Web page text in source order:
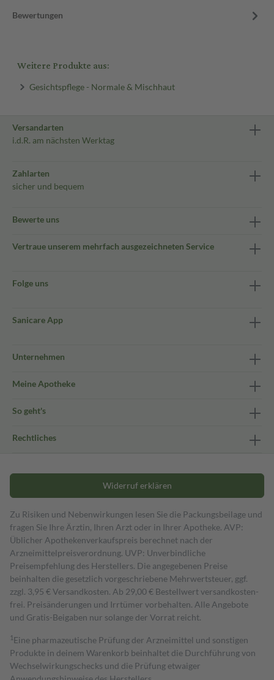
Bewertungen
Weitere Produkte aus:
Gesichtspflege - Normale & Mischhaut
Versandarten
i.d.R. am nächsten Werktag
Zahlarten
sicher und bequem
Bewerte uns
Vertraue unserem mehrfach ausgezeichneten Service
Folge uns
Sanicare App
Unternehmen
Meine Apotheke
So geht's
Rechtliches
Widerruf erklären
Zu Risiken und Nebenwirkungen lesen Sie die Packungsbeilage und
fragen Sie Ihre Ärztin, Ihren Arzt oder in Ihrer Apotheke. AVP:
Üblicher Apothekenverkaufspreis berechnet nach der
Arzneimittelpreisverordnung. UVP: Unverbindliche
Preisempfehlung des Herstellers. Die angegebenen Preise
beinhalten die gesetzlich vorgeschriebene Mehrwertsteuer, ggf.
zzgl. 3,95 € Versandkosten. Ab 29,00 € Bestell­wert versand­kosten­
frei. Preisänderungen und Irrtümer vorbehalten. Alle Angebote
und Gratis-Beigaben nur solange der Vorrat reicht.
1 Eine pharmazeutische Prüfung der Arzneimittel und sonstigen
Produkte in deinem Warenkorb beinhaltet die Durchführung von
Wechselwirkungschecks und die Prüfung etwaiger